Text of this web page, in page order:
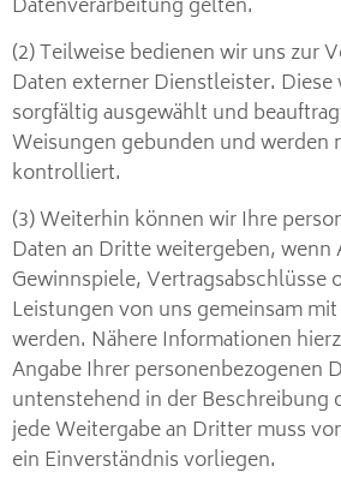
(2) Teilweise bedienen wir uns zur
Daten externer Dienstleister.
sorgfältig ausgewählt und
Weisungen gebunden und werden
kontrolliert.
(3) Weiterhin können wir Ihre
Daten an Dritte weitergeben,
Gewinnspiele, Vertragsabschlüsse
Leistungen von uns gemeinsam
werden. Nähere Informationen
Angabe Ihrer personenbezogenen
untenstehend in der Beschreibung
jede Weitergabe an Dritter muss
ein Einverständnis vorliegen.